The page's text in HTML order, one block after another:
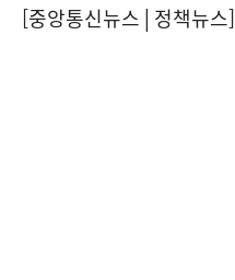
[중앙통신뉴스│정책뉴스]